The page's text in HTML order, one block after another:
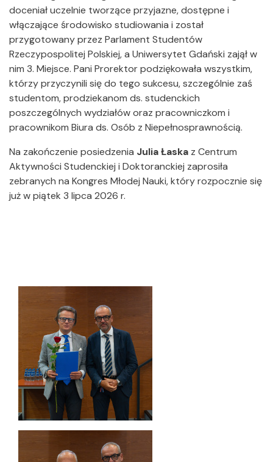
doceniał uczelnie tworzące przyjazne, dostępne i
włączające środowisko studiowania i został
przygotowany przez Parlament Studentów
Rzeczypospolitej Polskiej, a Uniwersytet Gdański zajął w
nim 3. Miejsce. Pani Prorektor podziękowała wszystkim,
którzy przyczynili się do tego sukcesu, szczególnie zaś
studentom, prodziekanom ds. studenckich
poszczególnych wydziałów oraz pracowniczkom i
pracownikom Biura ds. Osób z Niepełnosprawnością.
Na zakończenie posiedzenia Julia Łaska z Centrum
Aktywności Studenckiej i Doktoranckiej zaprosiła
zebranych na Kongres Młodej Nauki, który rozpocznie się
już w piątek 3 lipca 2026 r.